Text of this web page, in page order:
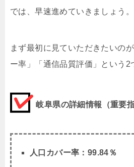
では、早速進めていきましょう。
まず最初に見ていただきたいの
ー率」「通信品質評価」という2
岐阜県の詳細情報（重要指
人口カバー率：99.84％